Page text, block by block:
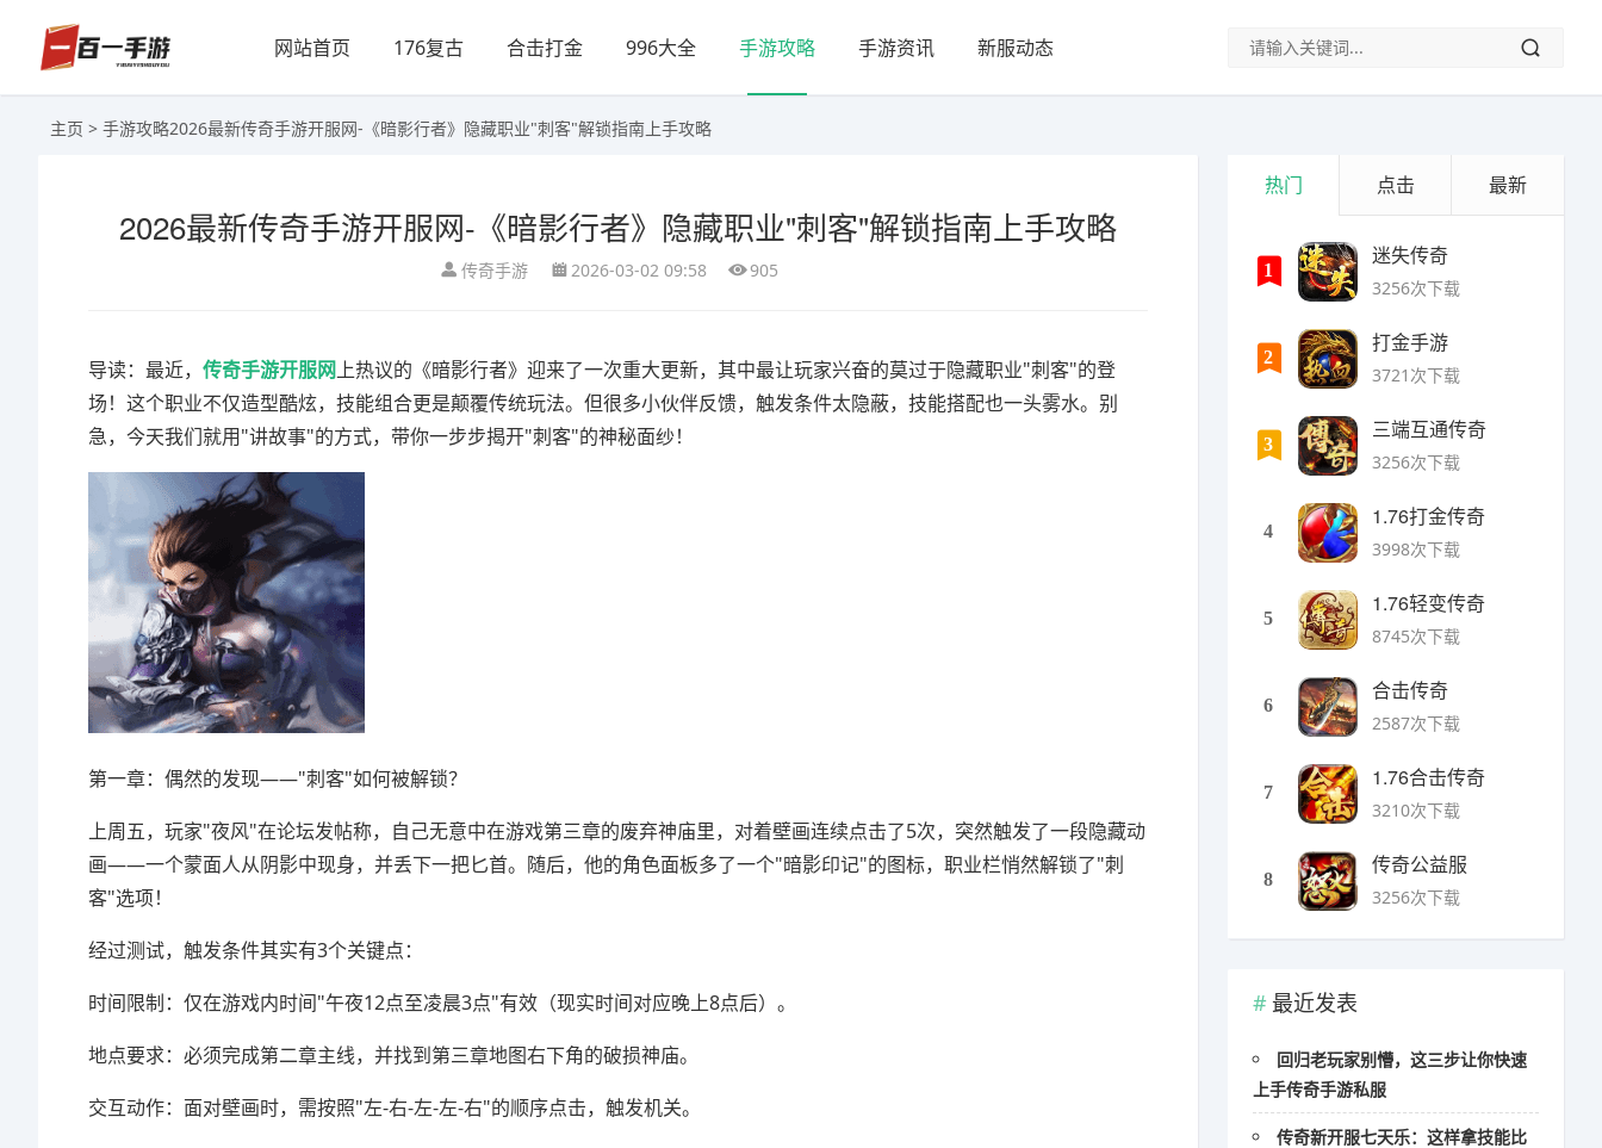
网站首页 176复古 合击打金 996大全 手游攻略 手游资讯 新服动态
主页 > 手游攻略2026最新传奇手游开服网-《暗影行者》隐藏职业"刺客"解锁指南上手攻略
2026最新传奇手游开服网-《暗影行者》隐藏职业"刺客"解锁指南上手攻略
传奇手游 2026-03-02 09:58 905
导读：最近， 传奇手游开服网上热议的《暗影行者》迎来了一次重大更新，其中最让玩家兴奋的莫过于隐藏职业"刺客"的登
场！这个职业不仅造型酷炫，技能组合更是颠覆传统玩法。但很多小伙伴反馈，触发条件太隐蔽，技能搭配也一头雾水。别
急，今天我们就用"讲故事"的方式，带你一步步揭开"刺客"的神秘面纱！
第一章：偶然的发现——"刺客"如何被解锁？
上周五，玩家"夜风"在论坛发帖称，自己无意中在游戏第三章的废弃神庙里，对着壁画连续点击了5次，突然触发了一段隐藏动
画——一个蒙面人从阴影中现身，并丢下一把匕首。随后，他的角色面板多了一个"暗影印记"的图标，职业栏悄然解锁了"刺
客"选项！
经过测试，触发条件其实有3个关键点：
时间限制：仅在游戏内时间"午夜12点至凌晨3点"有效（现实时间对应晚上8点后）。
地点要求：必须完成第二章主线，并找到第三章地图右下角的破损神庙。
交互动作：面对壁画时，需按照"左-右-左-左-右"的顺序点击，触发机关。
热门 点击 最新
1
迷失传奇
3256次下载
2
打金手游
3721次下载
3
三端互通传奇
3256次下载
4
1.76打金传奇
3998次下载
5
1.76轻变传奇
8745次下载
6
合击传奇
2587次下载
7
1.76合击传奇
3210次下载
8
传奇公益服
3256次下载
最近发表
回归老玩家别懵，这三步让你快速
上手传奇手游私服
传奇新开服七天乐：这样拿技能比